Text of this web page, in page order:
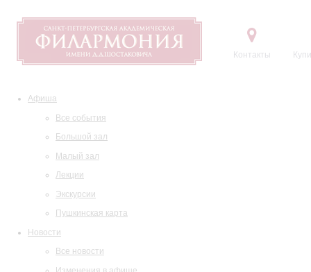
Контакты
Афиша
Все события
Большой зал
Малый зал
Лекции
Экскурсии
Пушкинская карта
Новости
Все новости